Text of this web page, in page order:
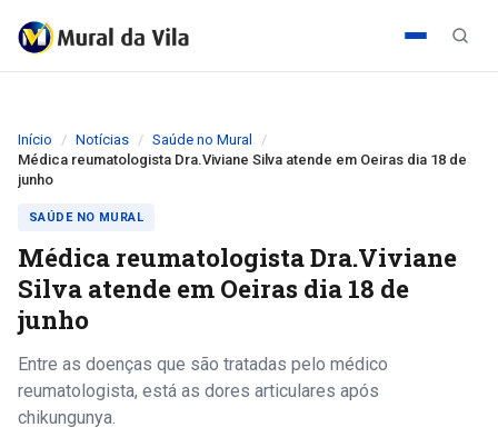
Início Notícias
Saúde no Mural
Médica reumatologista Dra.Viviane Silva atende em Oeiras dia 18 de
junho
SAÚDE NO MURAL
Médica reumatologista Dra.Viviane
Silva atende em Oeiras dia 18 de
junho
Entre as doenças que são tratadas pelo médico
reumatologista, está as dores articulares após
chikungunya.